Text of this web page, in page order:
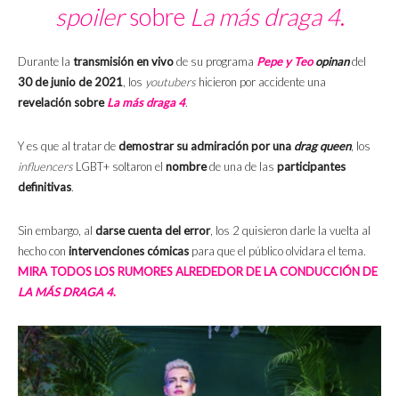
spoilersobre La más draga 4.
Durante la transmisión en vivode su programa Pepe y Teoopinandel
30 de junio de 2021, los youtubers hicieron por accidente una
revelación sobreLa más draga 4.
Y es que al tratar dedemostrar su admiración por una drag queen, los
influencers LGBT+ soltaron el nombrede una de las participantes
definitivas.
Sin embargo, al darse cuenta del error, los 2 quisieron darle la vuelta al
hecho con intervenciones cómicas para que el público olvidara el tema.
MIRA TODOS LOS RUMORES ALREDEDOR DE LA CONDUCCIÓN DE
LA MÁS DRAGA 4.